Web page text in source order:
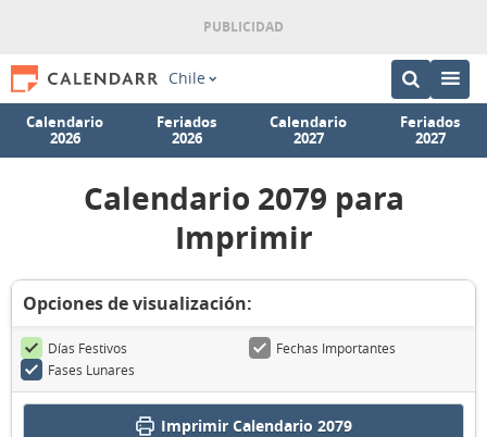
Chile
Calendario
2026
Feriados
2026
Calendario
2027
Feriados
2027
Calendario 2079 para
Imprimir
Opciones de visualización:
Días Festivos
Fechas Importantes
Fases Lunares
ImprimirCalendario 2079